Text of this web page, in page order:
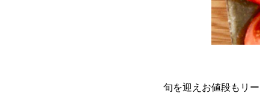
旬を迎えお値段もリ